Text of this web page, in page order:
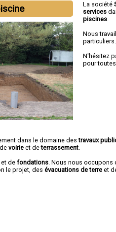
La société
services
piscines.
Nous
particuliers.
N'hésitez
pour
dans le domaine destravaux
voirie et deterrassement.
et de fondations. Nous nous occupons
le projet, des évacuations de terre et